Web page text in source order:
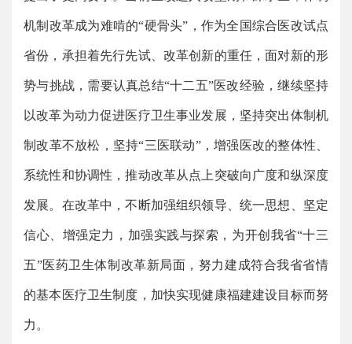
机制改革成为难啃的“硬骨头”，作为全国综合医改试点
省份，承担着先行先试、改革创新的重任，面对新的形
势与挑战，需要认真总结“十二五”医改经验，继续坚持
以改革为动力促进医疗卫生事业发展，坚持突出体制机
制改革不放松，坚持“三医联动”，增强医改的整体性、
系统性和协调性，推动改革从点上突破向广度和纵深度
发展。在改革中，不断加强组织领导、统一思想、坚定
信心、增强定力，加强实践与探索，为开创我省“十三
五”医药卫生体制改革新局面，努力建成符合我省省情
的基本医疗卫生制度，加快实现健康福建建设目标而努
力。